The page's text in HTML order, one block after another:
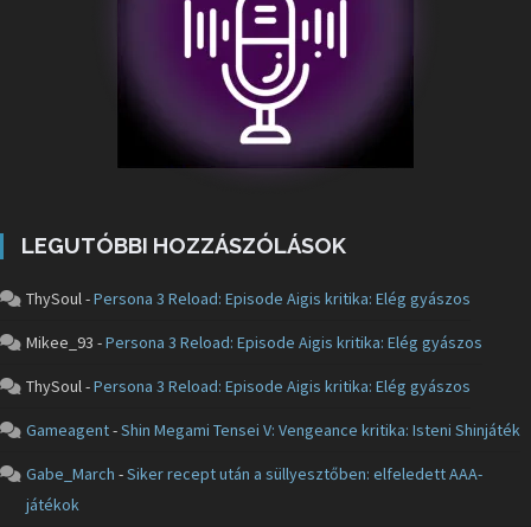
LEGUTÓBBI HOZZÁSZÓLÁSOK
ThySoul-Persona 3 Reload: Episode Aigis kritika: Elég gyászos
Mikee_93 -Persona 3 Reload: Episode Aigis kritika: Elég gyászos
ThySoul-Persona 3 Reload: Episode Aigis kritika: Elég gyászos
Gameagent-Shin Megami Tensei V: Vengeance kritika: Isteni Shinjáték
Gabe_March -Siker recept után a süllyesztőben: elfeledett AAA-
játékok